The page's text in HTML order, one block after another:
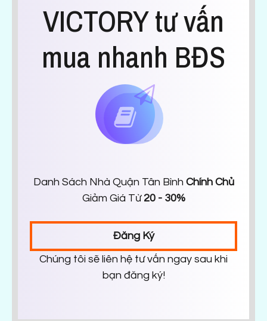
VICTORY tư vấn
mua nhanh BĐS
Danh Sách Nhà Quận Tân Bình Chính Chủ
Giảm Giá Từ 20 - 30%
Đăng Ký
Chúng tôi sẽ liên hệ tư vấn ngay sau khi
bạn đăng ký!